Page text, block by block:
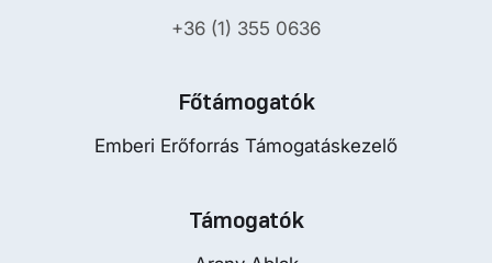
+36 (1) 355 0636
Főtámogatók
Emberi Erőforrás Támogatáskezelő
Támogatók